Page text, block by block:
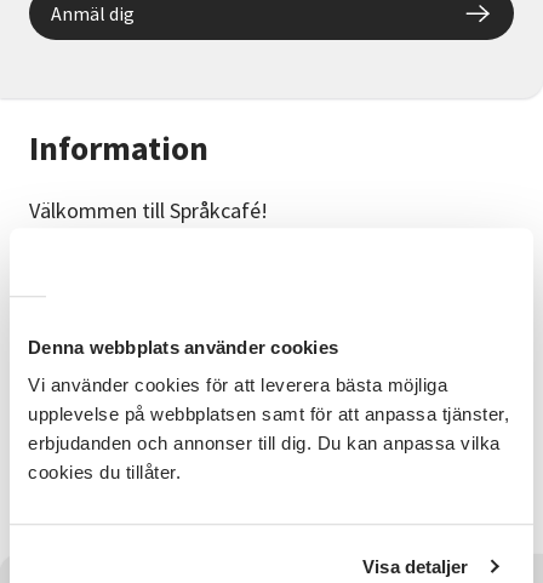
Denna webbplats använder cookies
Vi använder cookies för att leverera bästa möjliga
upplevelse på webbplatsen samt för att anpassa tjänster,
erbjudanden och annonser till dig. Du kan anpassa vilka
cookies du tillåter.
Visa detaljer
Information
Välkommen till Språkcafé!
svenska och har roligt ihop!
Vi träffas i Vinterträdgården, Partille bibliotek klockan
14.
Välkommen! Vi ses!
Anmäl dig